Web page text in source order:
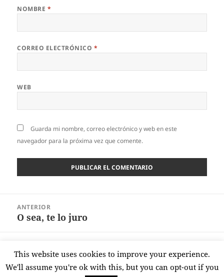
NOMBRE *
CORREO ELECTRÓNICO *
WEB
Guarda mi nombre, correo electrónico y web en este
navegador para la próxima vez que comente.
entradas
ANTERIOR
Entrada
O sea, te lo juro
Entrada
siguiente:
¿El tamborilero?
This website uses cookies to improve your experience.
We'll assume you're ok with this, but you can opt-out if you